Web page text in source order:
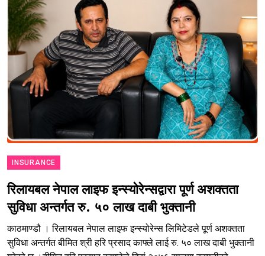
INSURANCE
रिलायबल नेपाल लाइफ इन्स्योरेन्सद्वारा पूर्ण अशक्तता
सुविधा अन्तर्गत रु. ५० लाख दाबी भुक्तानी
काठमाण्डौ । रिलायबल नेपाल लाइफ इन्स्योरेन्स लिमिटेडले पूर्ण अशक्तता
सुविधा अन्तर्गत बीमित श्री हरि प्रसाद काफ्ले लाई रु. ५० लाख दाबी भुक्तानी